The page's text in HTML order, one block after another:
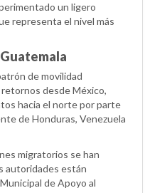
un ligero
representa el nivel más
de movilidad
desde México,
hacia el norte por parte
de Honduras, Venezuela
migratorios se han
autoridades están
de Apoyo al